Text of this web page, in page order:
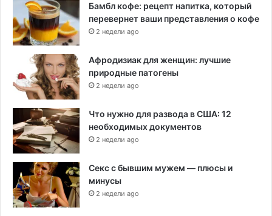
Бамбл кофе: рецепт напитка, который
перевернет ваши представления о кофе
2 недели ago
Афродизиак для женщин: лучшие
природные патогены
2 недели ago
Что нужно для развода в США: 12
необходимых документов
2 недели ago
Секс с бывшим мужем — плюсы и
минусы
2 недели ago